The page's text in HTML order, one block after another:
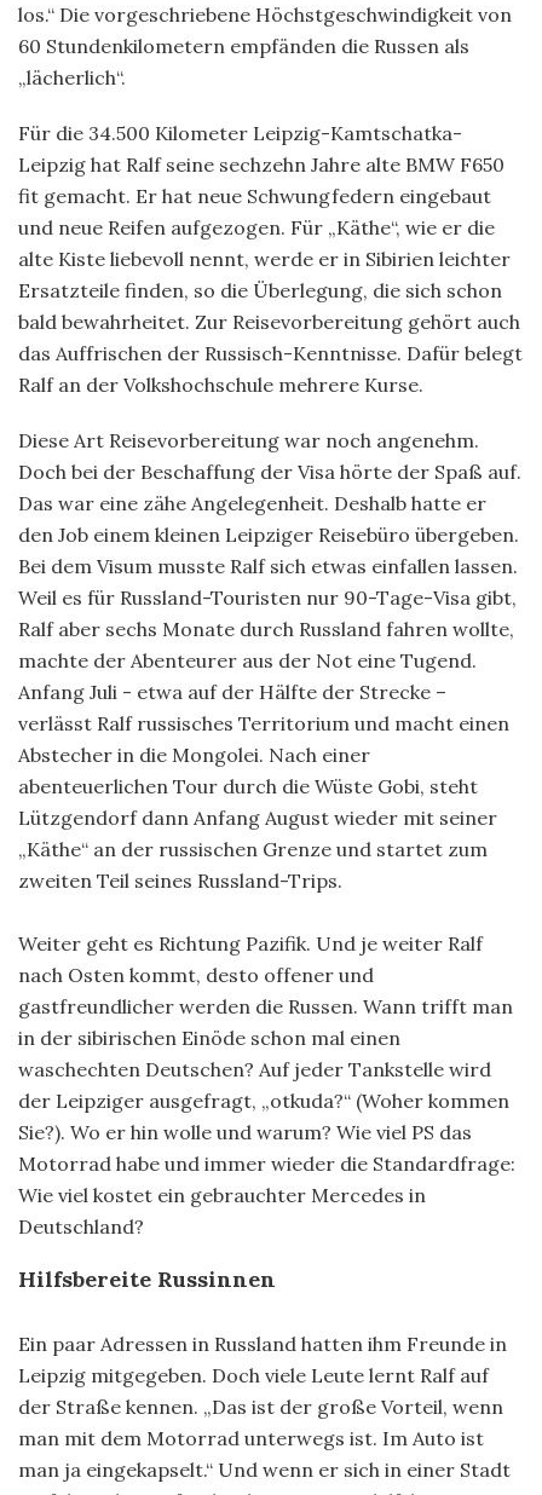
los.“ Die vorgeschriebene Höchstgeschwindigkeit von
60 Stundenkilometern empfänden die Russen als
„lächerlich“.
Für die 34.500 Kilometer Leipzig-Kamtschatka-
Leipzig hat Ralf seine sechzehn Jahre alte BMW F650
fit gemacht. Er hat neue Schwungfedern eingebaut
und neue Reifen aufgezogen. Für „Käthe“, wie er die
alte Kiste liebevoll nennt, werde er in Sibirien leichter
Ersatzteile finden, so die Überlegung, die sich schon
bald bewahrheitet. Zur Reisevorbereitung gehört auch
das Auffrischen der Russisch-Kenntnisse. Dafür belegt
Ralf an der Volkshochschule mehrere Kurse.
Diese Art Reisevorbereitung war noch angenehm.
Doch bei der Beschaffung der Visa hörte der Spaß auf.
Das war eine zähe Angelegenheit. Deshalb hatte er
den Job einem kleinen Leipziger Reisebüro übergeben.
Bei dem Visum musste Ralf sich etwas einfallen lassen.
Weil es für Russland-Touristen nur 90-Tage-Visa gibt,
Ralf aber sechs Monate durch Russland fahren wollte,
machte der Abenteurer aus der Not eine Tugend.
Anfang Juli - etwa auf der Hälfte der Strecke –
verlässt Ralf russisches Territorium und macht einen
Abstecher in die Mongolei. Nach einer
abenteuerlichen Tour durch die Wüste Gobi, steht
Lützgendorf dann Anfang August wieder mit seiner
„Käthe“ an der russischen Grenze und startet zum
zweiten Teil seines Russland-Trips.
Weiter geht es Richtung Pazifik. Und je weiter Ralf
nach Osten kommt, desto offener und
gastfreundlicher werden die Russen. Wann trifft man
in der sibirischen Einöde schon mal einen
waschechten Deutschen? Auf jeder Tankstelle wird
der Leipziger ausgefragt, „otkuda?“ (Woher kommen
Sie?). Wo er hin wolle und warum? Wie viel PS das
Motorrad habe und immer wieder die Standardfrage:
Wie viel kostet ein gebrauchter Mercedes in
Deutschland?
Hilfsbereite Russinnen
Ein paar Adressen in Russland hatten ihm Freunde in
Leipzig mitgegeben. Doch viele Leute lernt Ralf auf
der Straße kennen. „Das ist der große Vorteil, wenn
man mit dem Motorrad unterwegs ist. Im Auto ist
man ja eingekapselt.“ Und wenn er sich in einer Stadt